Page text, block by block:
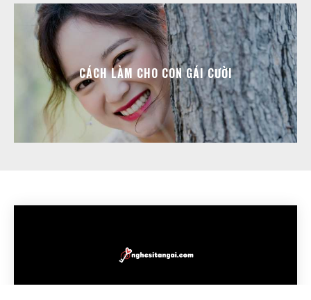
CÁCH LÀM CHO CON GÁI CƯỜI